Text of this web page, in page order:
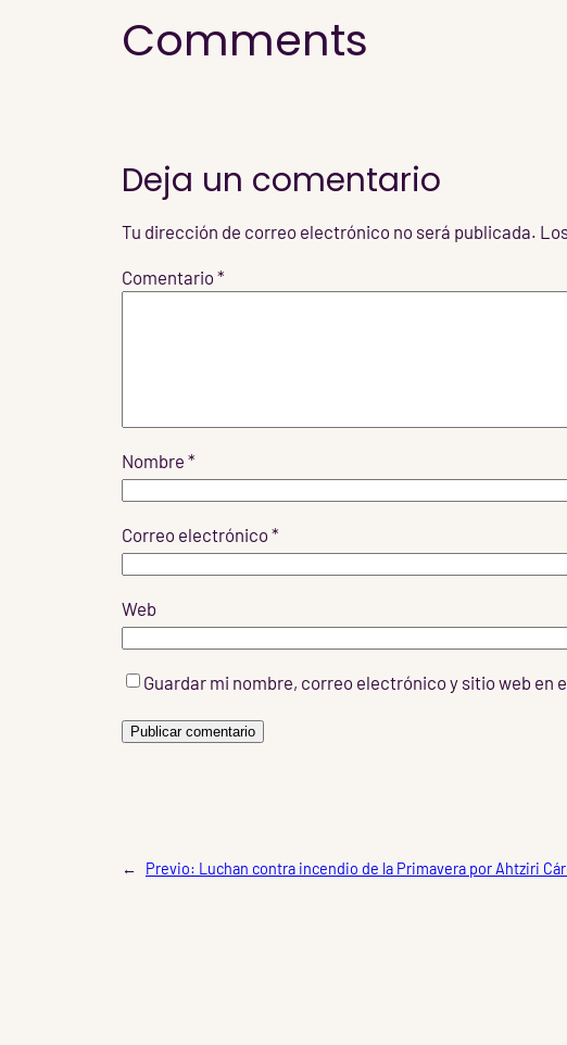
Comments
Deja un comentario
Tu dirección de correo electrónico no será publicada.
Comentario *
Nombre *
Correo electrónico *
Web
Guardar mi nombre, correo electrónico y sitio web en
← Previo: Luchan contra incendio de la Primavera por Ahtziri